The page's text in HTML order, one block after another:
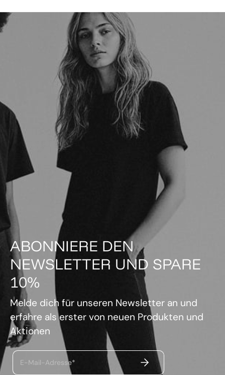
ABONNIERE DEN
NEWSLETTER UND SPARE
10%
Melde dich für unseren Newsletter an und
erfahre als erster von neuen Produkten und
Aktionen
E-Mail-Adresse* ABSENDEN